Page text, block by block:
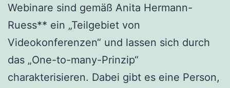
Webinare sind gemäß Anita Hermann-
Ruess** ein „Teilgebiet von
Videokonferenzen“ und lassen sich durch
das „One-to-many-Prinzip“
charakterisieren. Dabei gibt es eine Person,